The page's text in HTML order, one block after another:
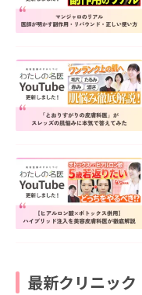
最新クリニック